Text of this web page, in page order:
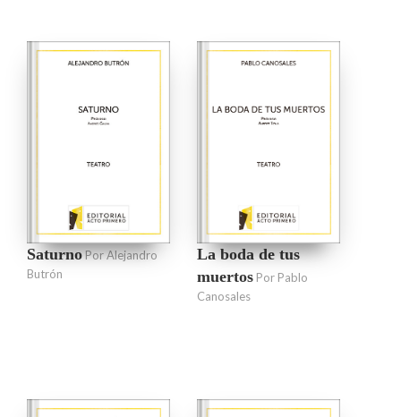
SaturnoPor Alejandro
Butrón
La boda de tus
muertos Por Pablo
Canosales